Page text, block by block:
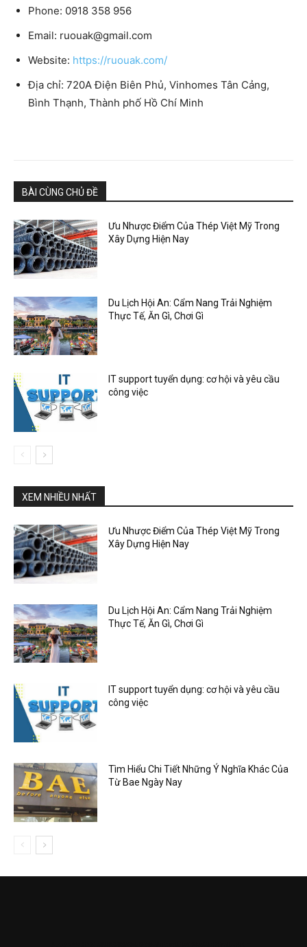
Phone: 0918 358 956
Email: ruouak@gmail.com
Website: https://ruouak.com/
Địa chỉ: 720A Điện Biên Phủ, Vinhomes Tân Cảng,
Bình Thạnh, Thành phố Hồ Chí Minh
BÀI CÙNG CHỦ ĐỀ
Ưu Nhược Điểm Của Thép Việt Mỹ Trong
Xây Dựng Hiện Nay
Du Lịch Hội An: Cẩm Nang Trải Nghiệm
Thực Tế, Ăn Gì, Chơi Gì
IT support tuyển dụng: cơ hội và yêu cầu
công việc
XEM NHIỀU NHẤT
Ưu Nhược Điểm Của Thép Việt Mỹ Trong
Xây Dựng Hiện Nay
Du Lịch Hội An: Cẩm Nang Trải Nghiệm
Thực Tế, Ăn Gì, Chơi Gì
IT support tuyển dụng: cơ hội và yêu cầu
công việc
Tìm Hiểu Chi Tiết Những Ý Nghĩa Khác Của
Từ Bae Ngày Nay